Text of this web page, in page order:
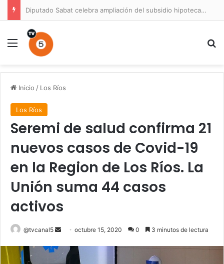
Diputado Sabat celebra ampliación del subsidio hipotecario con viviendas de hasta 6.000 UF
Menú
Inicio / Los Ríos
Los Ríos
Seremi de salud confirma 21
nuevos casos de Covid-19
en la Region de Los Ríos. La
Unión suma 44 casos
activos
@tvcanal5
Send
email
octubre 15, 2020 0 3 minutos de lectura